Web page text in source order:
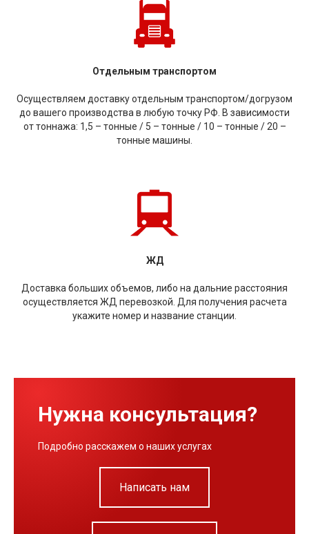
Отдельным транспортом
Осуществляем доставку отдельным транспортом/догрузом
до вашего производства в любую точку РФ. В зависимости
от тоннажа: 1,5 – тонные / 5 – тонные / 10 – тонные / 20 –
тонные машины.
ЖД
Доставка больших объемов, либо на дальние расстояния
осуществляется ЖД перевозкой. Для получения расчета
укажите номер и название станции.
Нужна консультация?
Подробно расскажем о наших услугах
Написать нам